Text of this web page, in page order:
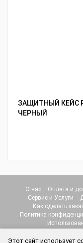
ЗАЩИТНЫЙ КЕЙС
ЧЕРНЫЙ
О нас Оплата и
Сервис и Услуги
Как сделать
Политика
Этот сайт использует